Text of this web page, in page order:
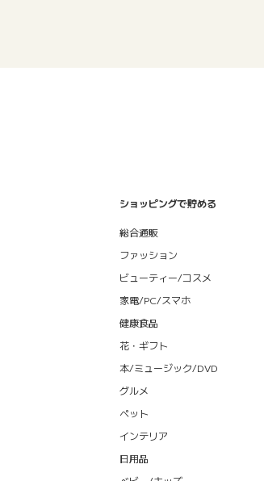
ショッピングで貯める
総合通販
ファッション
ビューティー/コスメ
家電/PC/スマホ
健康食品
花・ギフト
本/ミュージック/DVD
グルメ
ペット
インテリア
日用品